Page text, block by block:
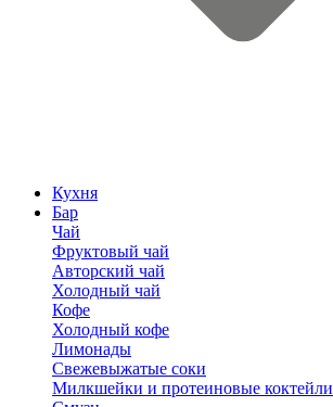
Кухня
Бар
Чай
Фруктовый чай
Авторский чай
Холодный чай
Кофе
Холодный кофе
Лимонады
Свежевыжатые соки
Милкшейки и протеиновые коктейли